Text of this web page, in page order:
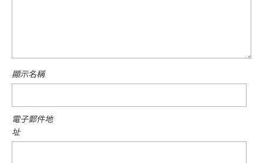
顯示名稱
電子郵件地
址